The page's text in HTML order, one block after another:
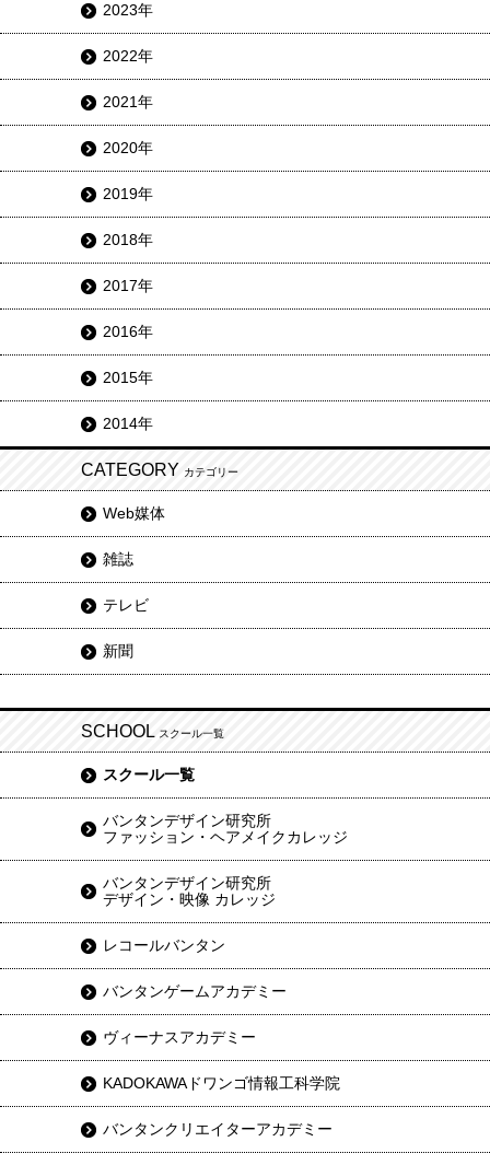
2023年
2022年
2021年
2020年
2019年
2018年
2017年
2016年
2015年
2014年
CATEGORY カテゴリー
Web媒体
雑誌
テレビ
新聞
SCHOOL スクール一覧
スクール一覧
バンタンデザイン研究所
ファッション・ヘアメイクカレッジ
バンタンデザイン研究所
デザイン・映像 カレッジ
レコールバンタン
バンタンゲームアカデミー
ヴィーナスアカデミー
KADOKAWAドワンゴ情報工科学院
バンタンクリエイターアカデミー